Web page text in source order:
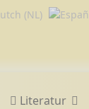
Literatur